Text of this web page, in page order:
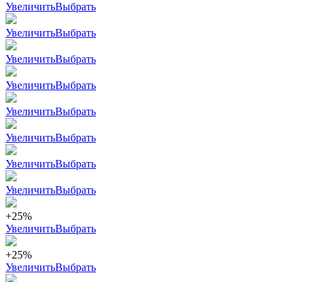
УвеличитьВыбрать
УвеличитьВыбрать
УвеличитьВыбрать
УвеличитьВыбрать
УвеличитьВыбрать
УвеличитьВыбрать
УвеличитьВыбрать
УвеличитьВыбрать
+25%
УвеличитьВыбрать
+25%
УвеличитьВыбрать